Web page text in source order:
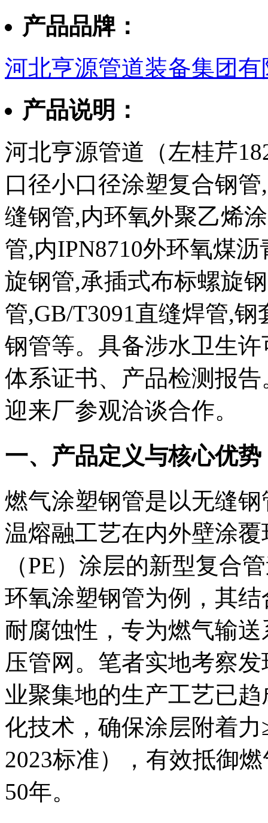
产品品牌：
河北亨源管道装备集团有
产品说明：
河北亨源管道（左桂芹
口径小口径涂塑复合钢
缝钢管,内环氧外聚乙烯
管,内IPN8710外环氧煤
旋钢管,承插式布标螺旋
管,GB/T3091直缝焊管,
钢管等。具备涉水卫生
体系证书、产品检测报
迎来厂参观洽谈合作。
一、产品定义与核心优势
燃气涂塑钢管是以无缝
温熔融工艺在内外壁涂
（PE）涂层的新型复合
环氧涂塑钢管为例，其
耐腐蚀性，专为燃气输
压管网。笔者实地考察
业聚集地的生产工艺已
化技术，确保涂层附着力
2023标准），有效抵御
50年。